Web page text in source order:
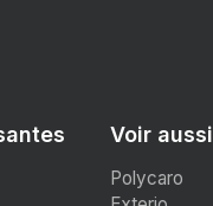
Voir aussi
Polycaro